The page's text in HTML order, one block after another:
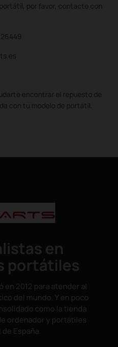
por favor, contacte con
encontrar el repuesto de
con tu modelo de portátil.
en
portátiles
2012 para atender al
del mundo. Y en poco
como la tienda
ordenador y portátiles
España.